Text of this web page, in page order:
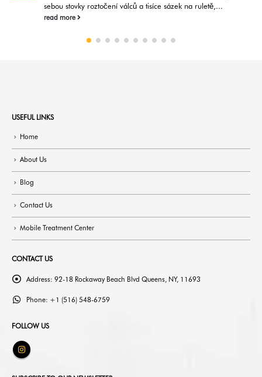
sebou stovky roztočení válců a tisíce sázek na ruletě,...
read more
USEFUL LINKS
Home
About Us
Blog
Contact Us
Mobile Treatment Center
CONTACT US
Address: 92-18 Rockaway Beach Blvd Queens, NY, 11693
Phone: +1 (516) 548-6759
FOLLOW US